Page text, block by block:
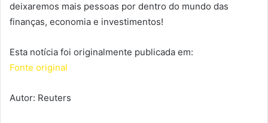
deixaremos mais pessoas por dentro do mundo das
finanças, economia e investimentos!
Esta notícia foi originalmente publicada em:
Fonte original
Autor: Reuters